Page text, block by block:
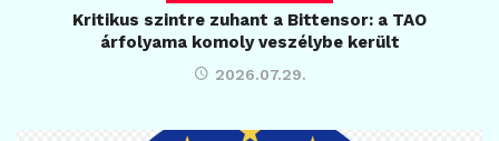
Kritikus szintre zuhant a Bittensor: a TAO
árfolyama komoly veszélybe került
2026.07.29.